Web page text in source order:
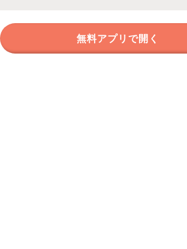
無料アプリで開く